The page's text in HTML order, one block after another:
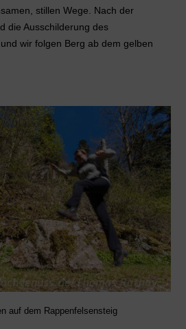
stillen Wege. Nach der
die Ausschilderung des
wir folgen Berg ab dem gelben
auf dem Rappenfelsensteig